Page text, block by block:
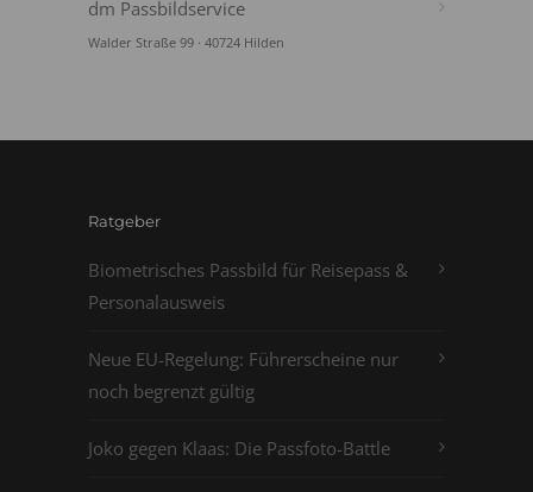
dm Passbildservice
Walder Straße 99 · 40724 Hilden
Ratgeber
Biometrisches Passbild für Reisepass &
Personalausweis
Neue EU-Regelung: Führerscheine nur
noch begrenzt gültig
Joko gegen Klaas: Die Passfoto-Battle